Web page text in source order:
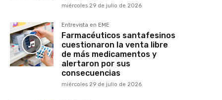
miércoles 29 de julio de 2026
Entrevista en EME
Farmacéuticos santafesinos
cuestionaron la venta libre
de más medicamentos y
alertaron por sus
consecuencias
miércoles 29 de julio de 2026